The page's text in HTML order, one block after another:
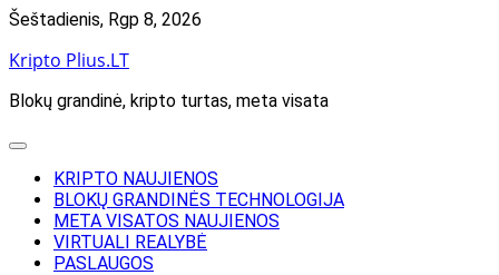
Skip
content
Šeštadienis, Rgp 8, 2026
Kripto Plius.LT
Blokų grandinė, kripto turtas, meta visata
KRIPTO NAUJIENOS
BLOKŲ GRANDINĖS TECHNOLOGIJA
META VISATOS NAUJIENOS
VIRTUALI REALYBĖ
PASLAUGOS